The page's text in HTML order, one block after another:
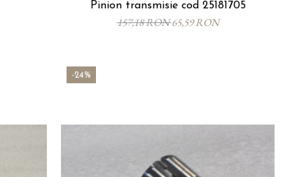
Pinion transmisie cod 25181705
157,18 RON65,59 RON
-24%